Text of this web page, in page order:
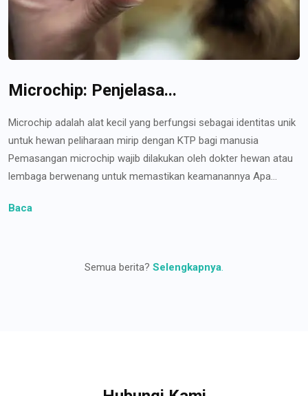
Microchip: Penjelasa...
Microchip adalah alat kecil yang berfungsi sebagai identitas unik
untuk hewan peliharaan mirip dengan KTP bagi manusia
Pemasangan microchip wajib dilakukan oleh dokter hewan atau
lembaga berwenang untuk memastikan keamanannya Apa...
Baca
Semua berita? Selengkapnya.